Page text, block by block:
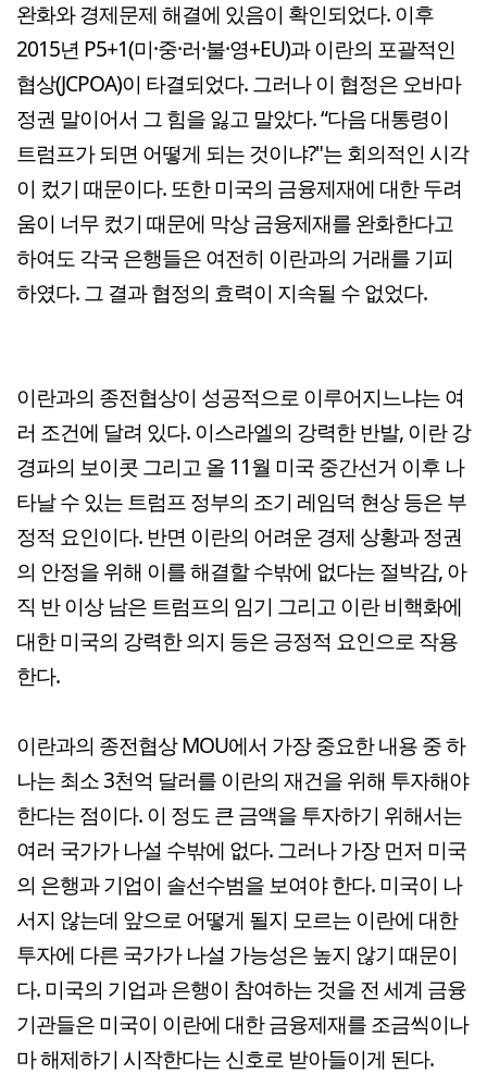
완화와 경제문제 해결에 있음이 확인되었다. 이후
2015년 P5+1(미·중·러·불·영+EU)과 이란의 포괄적인
협상(JCPOA)이 타결되었다. 그러나 이 협정은 오바마
정권 말이어서 그 힘을 잃고 말았다. “다음 대통령이
트럼프가 되면 어떻게 되는 것이냐?"는 회의적인 시각
이 컸기 때문이다. 또한 미국의 금융제재에 대한 두려
움이 너무 컸기 때문에 막상 금융제재를 완화한다고
하여도 각국 은행들은 여전히 이란과의 거래를 기피
하였다. 그 결과 협정의 효력이 지속될 수 없었다.
이란과의 종전협상이 성공적으로 이루어지느냐는 여
러 조건에 달려 있다. 이스라엘의 강력한 반발, 이란 강
경파의 보이콧 그리고 올 11월 미국 중간선거 이후 나
타날 수 있는 트럼프 정부의 조기 레임덕 현상 등은 부
정적 요인이다. 반면 이란의 어려운 경제 상황과 정권
의 안정을 위해 이를 해결할 수밖에 없다는 절박감, 아
직 반 이상 남은 트럼프의 임기 그리고 이란 비핵화에
대한 미국의 강력한 의지 등은 긍정적 요인으로 작용
한다.
이란과의 종전협상 MOU에서 가장 중요한 내용 중 하
나는 최소 3천억 달러를 이란의 재건을 위해 투자해야
한다는 점이다. 이 정도 큰 금액을 투자하기 위해서는
여러 국가가 나설 수밖에 없다. 그러나 가장 먼저 미국
의 은행과 기업이 솔선수범을 보여야 한다. 미국이 나
서지 않는데 앞으로 어떻게 될지 모르는 이란에 대한
투자에 다른 국가가 나설 가능성은 높지 않기 때문이
다. 미국의 기업과 은행이 참여하는 것을 전 세계 금융
기관들은 미국이 이란에 대한 금융제재를 조금씩이나
마 해제하기 시작한다는 신호로 받아들이게 된다.